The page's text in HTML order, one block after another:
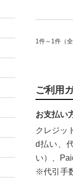
1件～1件（全
ご利用
お支払い
クレジッ
d払い、
い）、
※代引手